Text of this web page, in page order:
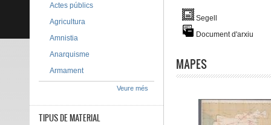
Segell
Document d'arxiu
MAPES
Actes públics
Agricultura
Amnistia
Anarquisme
Armament
Veure més
TIPUS DE MATERIAL